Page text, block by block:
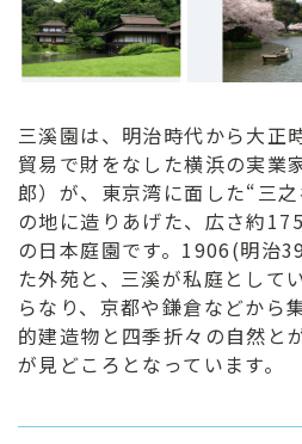
三溪園は、明治時代から大正
貿易で財をなした横浜の実業
郎）が、東京湾に面した“三
の地に造りあげた、広さ約
の日本庭園です。1906(明治
た外苑と、三溪が私庭として
らなり、京都や鎌倉などから
的建造物と四季折々の自然と
が見どころとなっています。